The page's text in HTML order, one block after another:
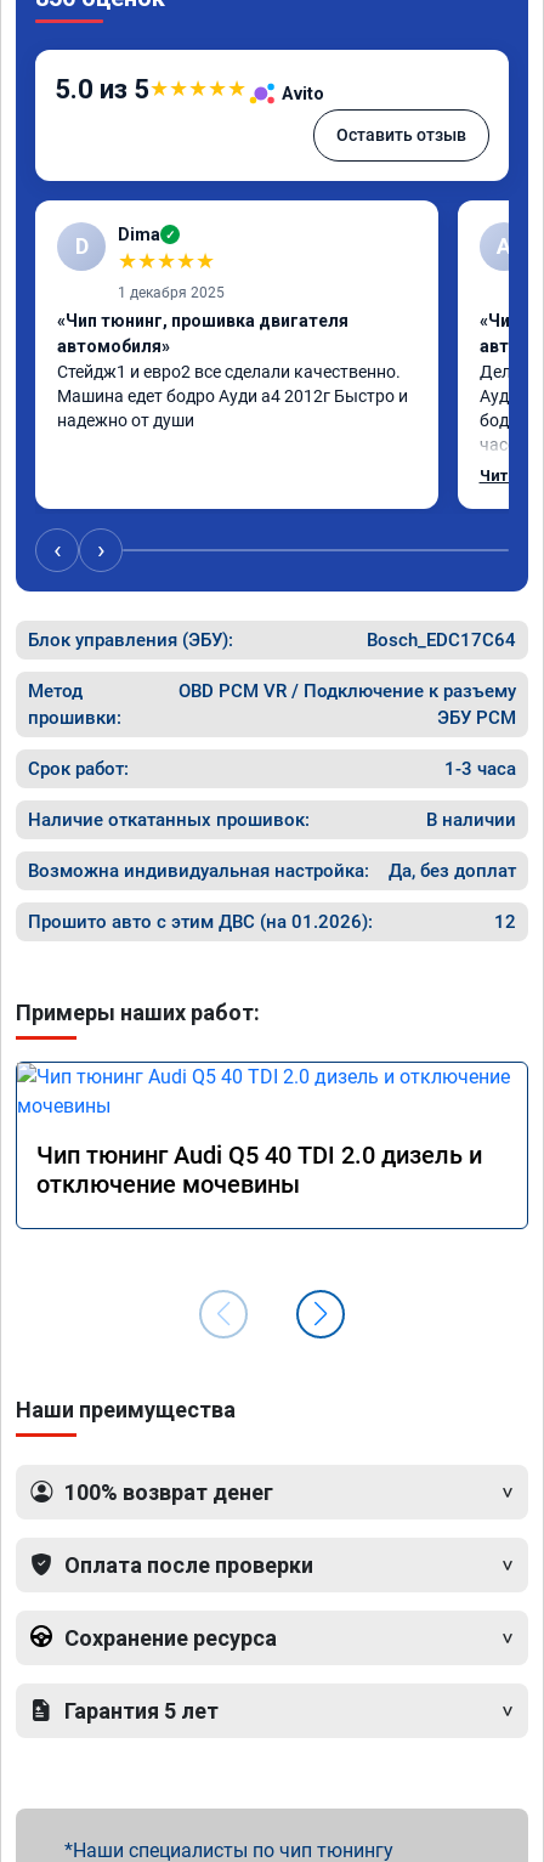
5.0 из 5★★★★★ Avito
Оставить отзыв
D Dima ✓
★★★★★
1 декабря 2025
«Чип тюнинг, прошивка двигателя
автомобиля»
Стейдж1 и евро2 все сделали качественно.
Машина едет бодро Ауди а4 2012г Быстро и
надежно от души
А
«Чип
Делал
как
Читать
‹ ›
Блок управления (ЭБУ): Bosch_EDC17C64
Метод
прошивки:
OBD PCM VR / Подключение к разъему
ЭБУ PCM
Срок работ: 1-3 часа
Наличие откатанных прошивок: В наличии
Возможна индивидуальная настройка: Да, без доплат
Прошито авто с этим ДВС (на 01.2026): 12
Примеры наших работ:
Чип тюнинг Audi Q5 40 TDI 2.0 дизель и
отключение мочевины
Наши преимущества
100% возврат денег
Оплата после проверки
Сохранение ресурса
Гарантия 5 лет
Наши специалисты по чип тюнингу